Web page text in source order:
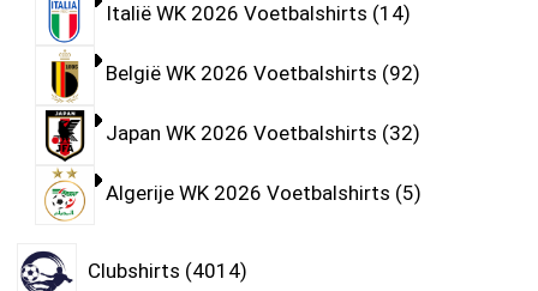
Italië WK 2026 Voetbalshirts 14
België WK 2026 Voetbalshirts 92
Japan WK 2026 Voetbalshirts 32
Algerije WK 2026 Voetbalshirts 5
Clubshirts 4014